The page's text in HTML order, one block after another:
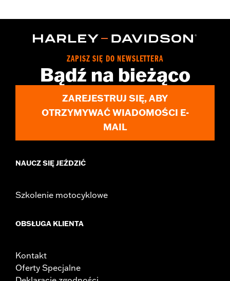
In the Box: Gauge only
for full details
ZAPISZ SIĘ DO NEWSLETTERA
Bądź na bieżąco
ZAREJESTRUJ SIĘ, ABY
OTRZYMYWAĆ WIADOMOŚCI E-
MAIL
NAUCZ SIĘ JEŹDZIĆ
Szkolenie motocyklowe
OBSŁUGA KLIENTA
Kontakt
Oferty Specjalne